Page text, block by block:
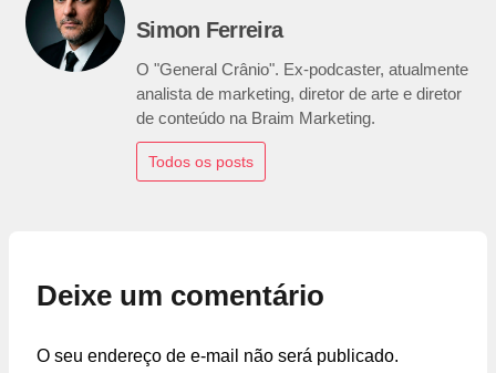
Simon Ferreira
O "General Crânio". Ex-podcaster, atualmente
analista de marketing, diretor de arte e diretor
de conteúdo na Braim Marketing.
Todos os posts
Deixe um comentário
O seu endereço de e-mail não será publicado.